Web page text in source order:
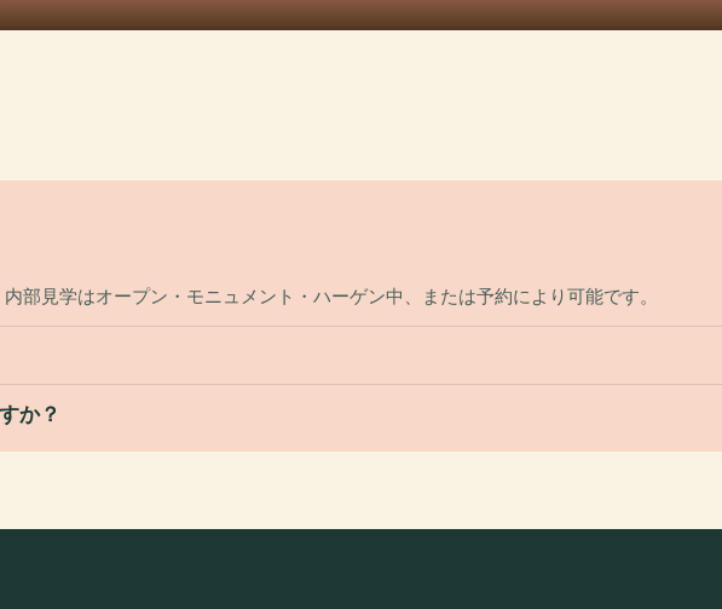
部見学はオープン・モニュメント・ハーゲン中、または予約により可能です。
か？